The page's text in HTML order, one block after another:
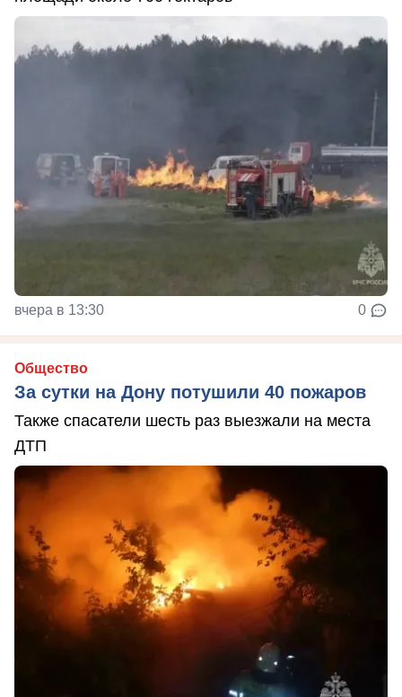
вчера в 13:30 0
Общество
За сутки на Дону потушили 40 пожаров
Также спасатели шесть раз выезжали на места
ДТП